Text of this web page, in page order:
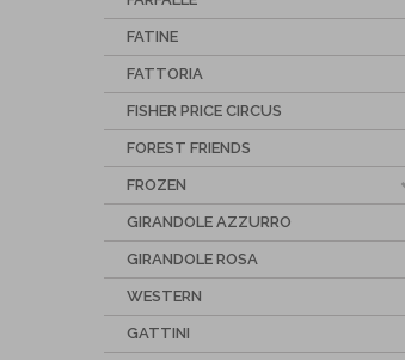
FATINE
FATTORIA
FISHER PRICE CIRCUS
FOREST FRIENDS
FROZEN
GIRANDOLE AZZURRO
GIRANDOLE ROSA
WESTERN
GATTINI